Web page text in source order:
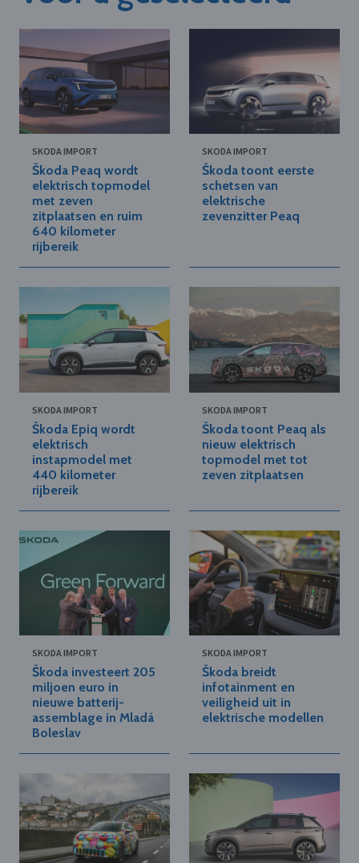
SKODA IMPORT
Škoda Peaq wordt
elektrisch topmodel
met zeven
zitplaatsen en ruim
640 kilometer
rijbereik
SKODA IMPORT
Škoda toont eerste
schetsen van
elektrische
zevenzitter Peaq
SKODA IMPORT
Škoda Epiq wordt
elektrisch
instapmodel met
440 kilometer
rijbereik
SKODA IMPORT
Škoda toont Peaq als
nieuw elektrisch
topmodel met tot
zeven zitplaatsen
SKODA IMPORT
Škoda investeert 205
miljoen euro in
nieuwe batterij-
assemblage in Mladá
Boleslav
SKODA IMPORT
Škoda breidt
infotainment en
veiligheid uit in
elektrische modellen